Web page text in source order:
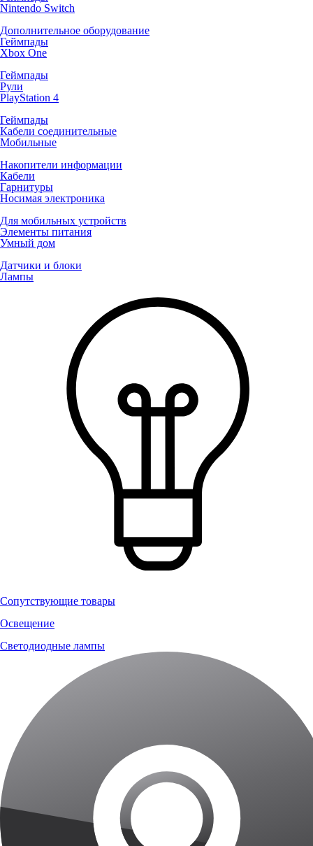
Nintendo Switch
Дополнительное оборудование
Геймпады
Xbox One
Геймпады
Рули
PlayStation 4
Геймпады
Кабели соединительные
Мобильные
Накопители информации
Кабели
Гарнитуры
Носимая электроника
Для мобильных устройств
Элементы питания
Умный дом
Датчики и блоки
Лампы
Сопутствующие товары
Освещение
Светодиодные лампы